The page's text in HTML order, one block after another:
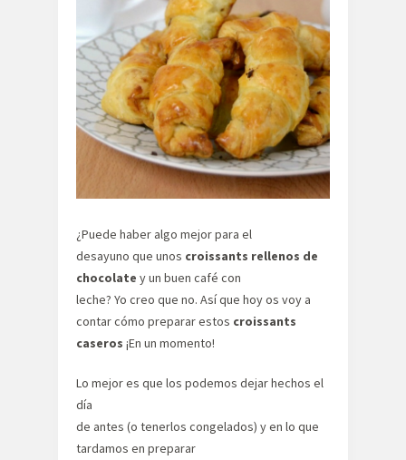
¿Puede haber algo mejor para el
desayuno que unos croissants rellenos de
chocolate y un buen café con
leche? Yo creo que no. Así que hoy os voy a
contar cómo preparar estos croissants
caseros ¡En un momento!
Lo mejor es que los podemos dejar hechos el
día
de antes (o tenerlos congelados) y en lo que
tardamos en preparar